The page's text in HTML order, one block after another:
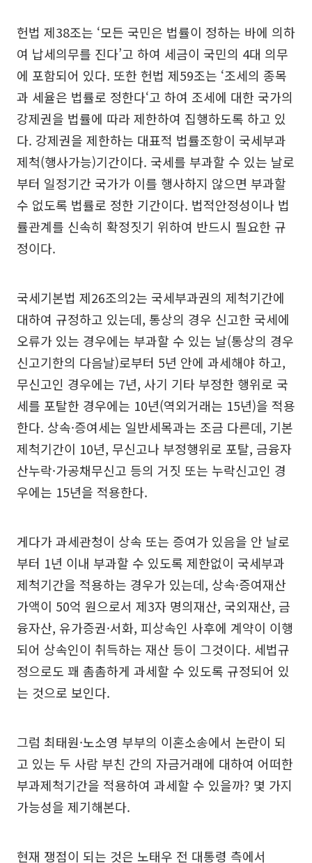
헌법 제38조는 ‘모든 국민은 법률이 정하는 바에 의하
여 납세의무를 진다’고 하여 세금이 국민의 4대 의무
에 포함되어 있다. 또한 헌법 제59조는 ‘조세의 종목
과 세율은 법률로 정한다‘고 하여 조세에 대한 국가의
강제권을 법률에 따라 제한하여 집행하도록 하고 있
다. 강제권을 제한하는 대표적 법률조항이 국세부과
제척(행사가능)기간이다. 국세를 부과할 수 있는 날로
부터 일정기간 국가가 이를 행사하지 않으면 부과할
수 없도록 법률로 정한 기간이다. 법적안정성이나 법
률관계를 신속히 확정짓기 위하여 반드시 필요한 규
정이다.
국세기본법 제26조의2는 국세부과권의 제척기간에
대하여 규정하고 있는데, 통상의 경우 신고한 국세에
오류가 있는 경우에는 부과할 수 있는 날(통상의 경우
신고기한의 다음날)로부터 5년 안에 과세해야 하고,
무신고인 경우에는 7년, 사기 기타 부정한 행위로 국
세를 포탈한 경우에는 10년(역외거래는 15년)을 적용
한다. 상속·증여세는 일반세목과는 조금 다른데, 기본
제척기간이 10년, 무신고나 부정행위로 포탈, 금융자
산누락·가공채무신고 등의 거짓 또는 누락신고인 경
우에는 15년을 적용한다.
게다가 과세관청이 상속 또는 증여가 있음을 안 날로
부터 1년 이내 부과할 수 있도록 제한없이 국세부과
제척기간을 적용하는 경우가 있는데, 상속·증여재산
가액이 50억 원으로서 제3자 명의재산, 국외재산, 금
융자산, 유가증권·서화, 피상속인 사후에 계약이 이행
되어 상속인이 취득하는 재산 등이 그것이다. 세법규
정으로도 꽤 촘촘하게 과세할 수 있도록 규정되어 있
는 것으로 보인다.
그럼 최태원·노소영 부부의 이혼소송에서 논란이 되
고 있는 두 사람 부친 간의 자금거래에 대하여 어떠한
부과제척기간을 적용하여 과세할 수 있을까? 몇 가지
가능성을 제기해본다.
현재 쟁점이 되는 것은 노태우 전 대통령 측에서